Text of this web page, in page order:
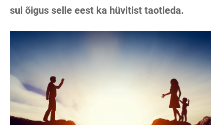
sul õigus selle eest ka hüvitist taotleda.